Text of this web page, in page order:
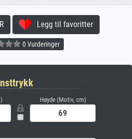
Legg til favoritter
0 Vurderinger
Høyde (Motiv, cm)